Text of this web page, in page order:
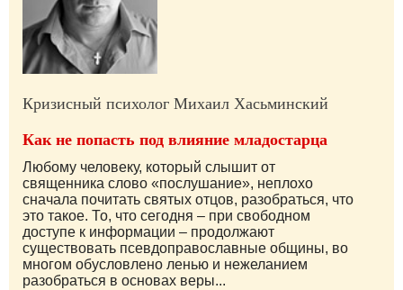
Кризисный психолог Михаил Хасьминский
Как не попасть под влияние младостарца
Любому человеку, который слышит от
священника слово «послушание», неплохо
сначала почитать святых отцов, разобраться, что
это такое. То, что сегодня – при свободном
доступе к информации – продолжают
существовать псевдоправославные общины, во
многом обусловлено ленью и нежеланием
разобраться в основах веры...